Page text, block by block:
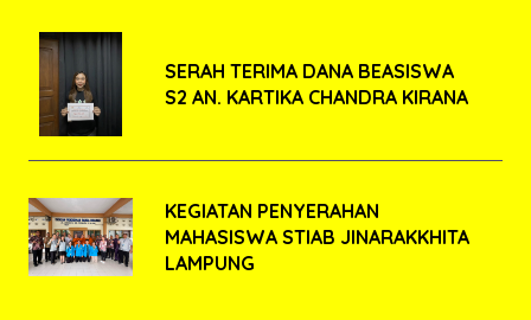
SERAH TERIMA DANA BEASISWA
S2 AN. KARTIKA CHANDRA KIRANA
KEGIATAN PENYERAHAN
MAHASISWA STIAB JINARAKKHITA
LAMPUNG